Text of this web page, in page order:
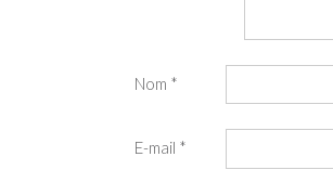
Nom *
E-mail *